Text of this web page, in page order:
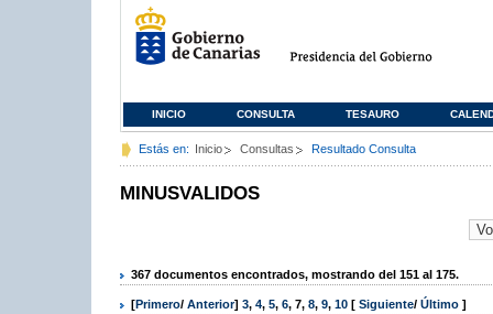
INICIO CONSULTA TESAURO
Estás en: Inicio Consultas Resultado Consulta
MINUSVALIDOS
367 documentos encontrados, mostrando del 151 al 175.
[Primero/ Anterior] 3, 4, 5, 6, 7, 8, 9, 10 [ Siguiente/ Último ]